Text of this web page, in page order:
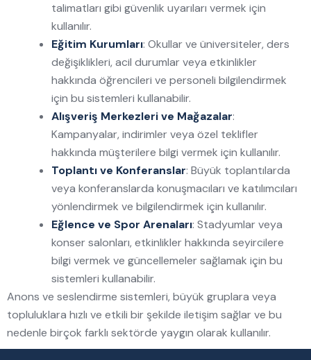
talimatları gibi güvenlik uyarıları vermek için
kullanılır.
Eğitim Kurumları: Okullar ve üniversiteler, ders
değişiklikleri, acil durumlar veya etkinlikler
hakkında öğrencileri ve personeli bilgilendirmek
için bu sistemleri kullanabilir.
Alışveriş Merkezleri ve Mağazalar:
Kampanyalar, indirimler veya özel teklifler
hakkında müşterilere bilgi vermek için kullanılır.
Toplantı ve Konferanslar: Büyük toplantılarda
veya konferanslarda konuşmacıları ve katılımcıları
yönlendirmek ve bilgilendirmek için kullanılır.
Eğlence ve Spor Arenaları: Stadyumlar veya
konser salonları, etkinlikler hakkında seyircilere
bilgi vermek ve güncellemeler sağlamak için bu
sistemleri kullanabilir.
Anons ve seslendirme sistemleri, büyük gruplara veya
topluluklara hızlı ve etkili bir şekilde iletişim sağlar ve bu
nedenle birçok farklı sektörde yaygın olarak kullanılır.